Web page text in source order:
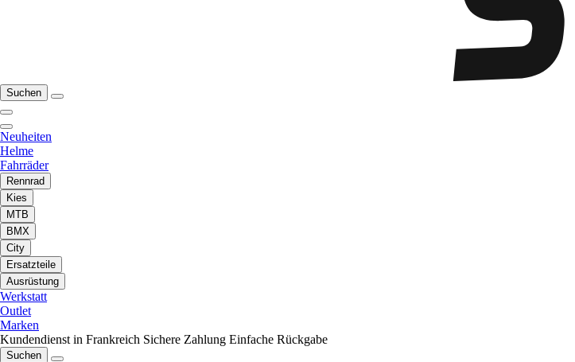
Suchen
Neuheiten
Helme
Fahrräder
Rennrad
Kies
MTB
BMX
City
Ersatzteile
Ausrüstung
Werkstatt
Outlet
Marken
Kundendienst in Frankreich Sichere Zahlung Einfache Rückgabe
Suchen